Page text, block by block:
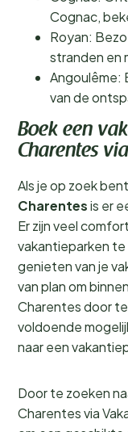
Cognac,
Royan:
stranden en
Angoulême:
van de
Boek een
Charentes
Als je op zoek
Charentesis er
Er zijn veel
vakantieparken
genieten van je
van plan om
Charentes door
voldoende
naar een
Door te zoeken
Charentes via